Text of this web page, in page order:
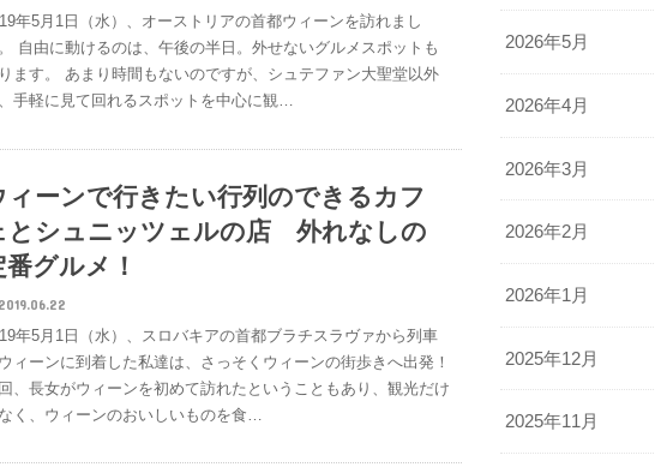
年5月1日（水）、オーストリアの首都ウィーンを訪れまし
自由に動けるのは、午後の半日。外せないグルメスポットも
ます。 あまり時間もないのですが、シュテファン大聖堂以外
手軽に見て回れるスポットを中心に観…
ィーンで行きたい行列のできるカフ
とシュニッツェルの店 外れなしの
番グルメ！
2019.06.22
年5月1日（水）、スロバキアの首都ブラチスラヴァから列車
ィーンに到着した私達は、さっそくウィーンの街歩きへ出発！
、長女がウィーンを初めて訪れたということもあり、観光だけ
く、ウィーンのおいしいものを食…
2026年5月
2026年4月
2026年3月
2026年2月
2026年1月
2025年12月
2025年11月